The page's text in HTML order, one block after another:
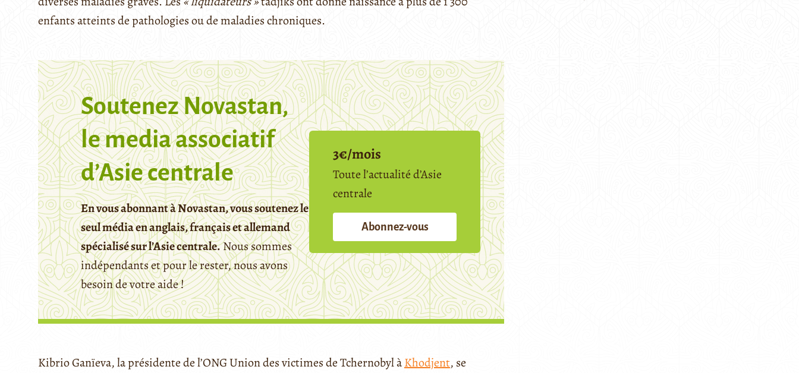
enfants atteints de pathologies ou de maladies chroniques.
Soutenez Novastan,
le media associatif
d’Asie centrale
En vous abonnant à Novastan, vous soutenez le
seul média en anglais, français et allemand
spécialisé sur l’Asie centrale.Nous sommes
indépendants et pour le rester, nous avons
besoin de votre aide !
3€/mois
Toute l’actualité d’Asie
centrale
Abonnez-vous
Kibrio Ganïeva, la présidente de l’ONG Union des victimes de Tchernobyl àKhodjent, se